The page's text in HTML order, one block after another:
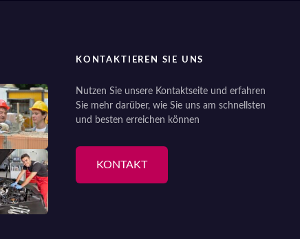
KONTAKTIEREN SIE UNS
Nutzen Sie unsere Kontaktseite und erfahren
Sie mehr darüber, wie Sie uns am schnellsten
und besten erreichen können
KONTAKT